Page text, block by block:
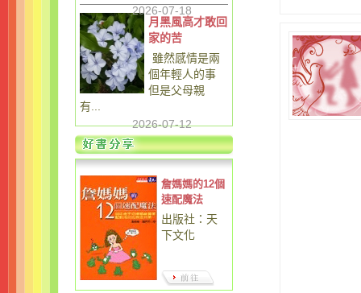
2026-07-18
月黑風高才敢回
家的苦
雖然感情是兩
個年輕人的事
但是父母親
有...
2026-07-12
詹媽媽的12個
速配魔法
出版社：天
下文化